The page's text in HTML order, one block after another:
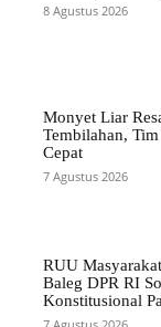
8 Agustus 2026
Monyet Liar
Tembilahan,
Cepat
7 Agustus 2026
RUU
Baleg DPR RI
Konstitusional